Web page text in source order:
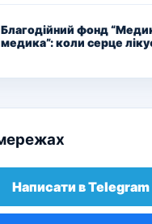
Благодійний фонд
медика”: коли серце
Написати в Telegram